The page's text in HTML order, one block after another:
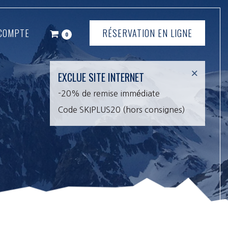
0 RÉSERVATION EN LIGNE
×
EXCLUE SITE INTERNET
-20% de remise immédiate
Code SKIPLUS20 (hors consignes)